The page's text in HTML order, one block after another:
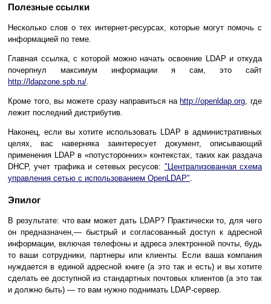
Полезные ссылки
Несколько слов о тех интернет-ресурсах, которые могут помочь с
информацией по теме.
Главная ссылка, с которой можно начать освоение LDAP и откуда
почерпнул максимум информации я сам, это сайт
http://ldapzone.spb.ru/.
Кроме того, вы можете сразу направиться на http://openldap.org, где
лежит последний дистрибутив.
Наконец, если вы хотите использовать LDAP в административных
целях, вас наверняка заинтересует документ, описывающий
применения LDAP в «потусторонних» контекстах, таких как раздача
DHCP, учет трафика и сетевых ресусов: "Централизованная схема
управления сетью с использованием OpenLDAP".
Эпилог
В результате: что вам может дать LDAP? Практически то, для чего
он предназначен,— быстрый и согласованный доступ к адресной
информации, включая телефоны и адреса электронной почты, будь
то ваши сотрудники, партнеры или клиенты. Если ваша компания
нуждается в единой адресной книге (а это так и есть) и вы хотите
сделать ее доступной из стандартных почтовых клиентов (а это так
и должно быть) — то вам нужно поднимать LDAP-сервер.